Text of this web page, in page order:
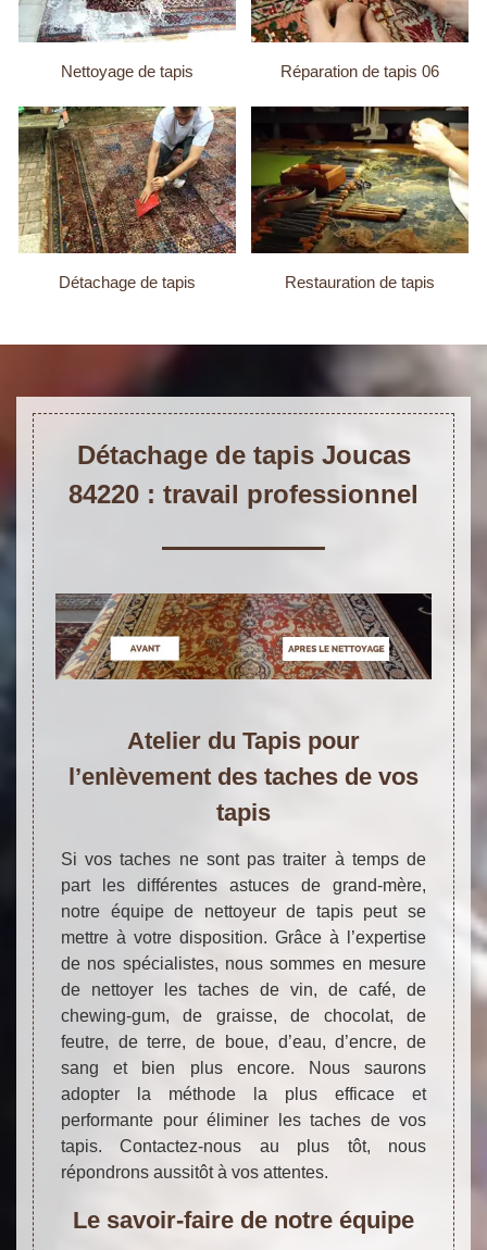
Nettoyage de tapis Réparation de tapis 06
Détachage de tapis Restauration de tapis
Détachage de tapis Joucas
84220 : travail professionnel
Atelier du Tapis pour
l’enlèvement des taches de vos
tapis
Si vos taches ne sont pas traiter à temps de
part les différentes astuces de grand-mère,
notre équipe de nettoyeur de tapis peut se
mettre à votre disposition. Grâce à l’expertise
de nos spécialistes, nous sommes en mesure
de nettoyer les taches de vin, de café, de
chewing-gum, de graisse, de chocolat, de
feutre, de terre, de boue, d’eau, d’encre, de
sang et bien plus encore. Nous saurons
adopter la méthode la plus efficace et
performante pour éliminer les taches de vos
tapis. Contactez-nous au plus tôt, nous
répondrons aussitôt à vos attentes.
Le savoir-faire de notre équipe